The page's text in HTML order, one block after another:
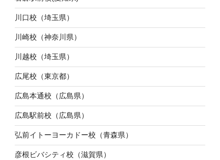
川口校（埼玉県）
川崎校（神奈川県）
川越校（埼玉県）
広尾校（東京都）
広島本通校（広島県）
広島駅前校（広島県）
弘前イトーヨーカドー校（青森県）
彦根ビバシティ校（滋賀県）